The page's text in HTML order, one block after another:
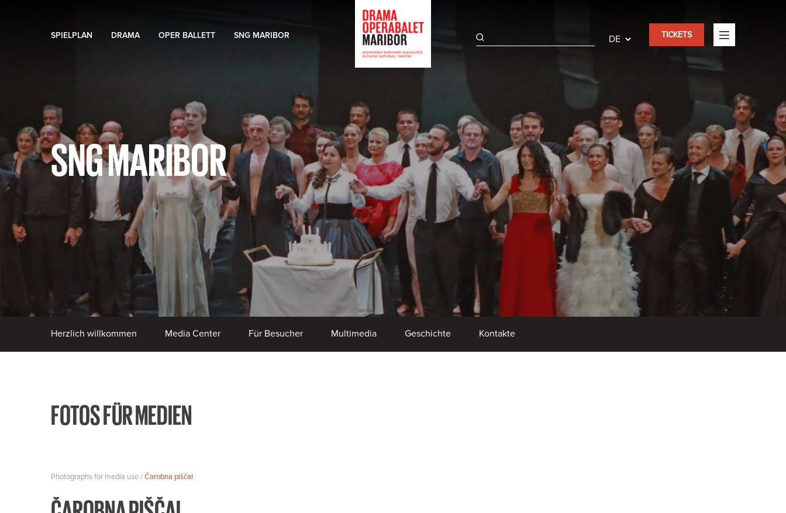
SPIELPLAN DRAMA OPER BALLETT SNG MARIBOR TICKETS
SNG MARIBOR
Herzlich willkommen Media Center Für Besucher Multimedia Geschichte Kontakte
FOTOS FÜR MEDIEN
Photographs for media use /Čarobna piščal